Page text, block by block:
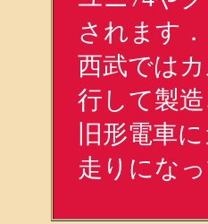
されます．
西武では
行して製
旧形電車
走りにな